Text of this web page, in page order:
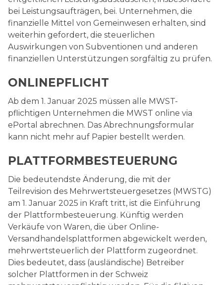
bei Leistungsaufträgen, bei. Unternehmen, die
finanzielle Mittel von Gemeinwesen erhalten, sind
weiterhin gefordert, die steuerlichen
Auswirkungen von Subventionen und anderen
finanziellen Unterstützungen sorgfältig zu prüfen.
ONLINEPFLICHT
Ab dem 1. Januar 2025 müssen alle MWST-
pflichtigen Unter­nehmen die MWST online via
ePortal abrechnen. Das Abrech­nungsformular
kann nicht mehr auf Papier bestellt werden.
PLATTFORMBESTEUERUNG
Die bedeutendste Änderung, die mit der
Teilrevision des Mehrwertsteuergesetzes (MWSTG)
am 1. Januar 2025 in Kraft tritt, ist die Einführung
der Plattformbesteuerung. Künftig werden
Verkäufe von Waren, die über Online-
Versandhandelsplattformen abgewickelt werden,
mehrwertsteuerlich der Plattform zugeordnet.
Dies bedeutet, dass (ausländische) Betreiber
solcher Plattformen in der Schweiz